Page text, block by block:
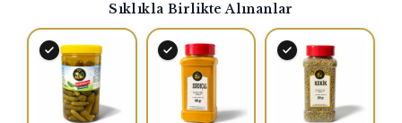
Sıklıkla Birlikte Alınanlar